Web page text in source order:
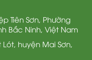
Tiên Sơn, Phường
Bắc Ninh, Việt Nam
huyện Mai Sơn,